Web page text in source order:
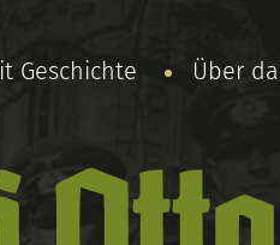
Geschichte Über